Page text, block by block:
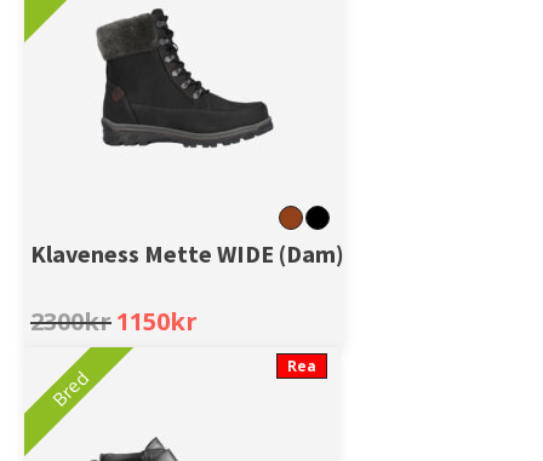
Klaveness Mette WIDE (Dam)
2300kr Original
was:
1150kr
Bred Rea